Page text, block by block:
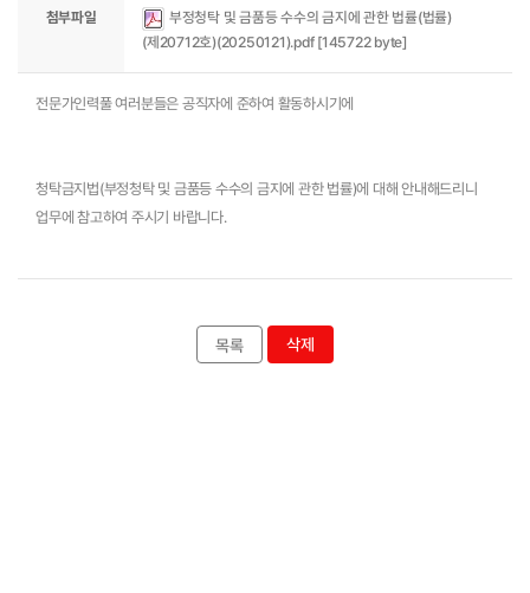
첨부파일
부정청탁 및 금품등 수수의 금지에 관한 법률(법률)
(제20712호)(20250121).pdf [145722 byte]
전문가인력풀 여러분들은 공직자에 준하여 활동하시기에
청탁금지법(부정청탁 및 금품등 수수의 금지에 관한 법률)에 대해 안내해드리니
업무에 참고하여 주시기 바랍니다.
목록 삭제